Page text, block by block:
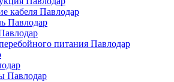
кабеля Павлодар
Павлодар
питания Павлодар
Павлодар